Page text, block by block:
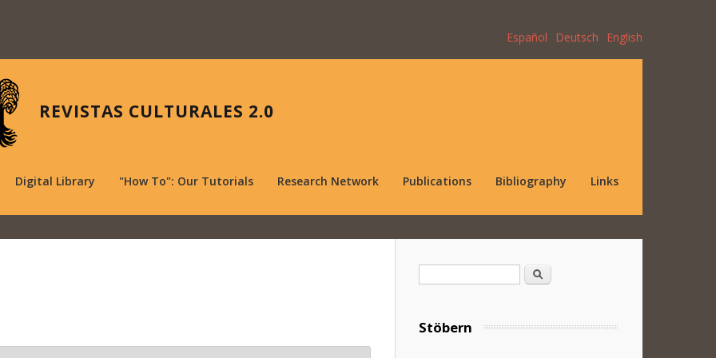
Español Deutsch English
REVISTAS CULTURALES 2.0
Digital Library "How To": Our Tutorials Research Network Publications Bibliography Links
Search
Stöbern